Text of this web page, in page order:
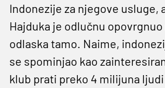
Indonezije za njegove usluge,
Hajduka je odlučnu
odlaska tamo. Naime,
se spominjao kao
klub prati preko 4 milijuna